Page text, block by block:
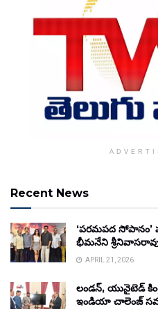
Recent News
‘పరమపద సోపానం’
భీమనేని
APRIL 21, 2026
లండన్, యునైటెడ్
ఇండియా చాలెంజ్